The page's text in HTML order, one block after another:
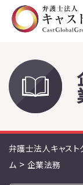
弁護士法人キャス
ム > 企業法務